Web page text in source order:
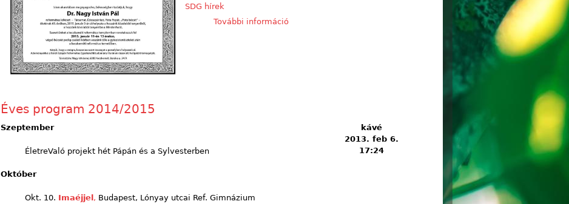
SDG hírek
További információPista bácsi búcsúztatója tartalommal
Éves program 2014/2015
kávé
2013. feb 6.
17:24
Szeptember
ÉletreValó projekt hét Pápán és a Sylvesterben
Október
Okt. 10. Imaéjjel, Budapest, Lónyay utcai Ref. Gimnázium